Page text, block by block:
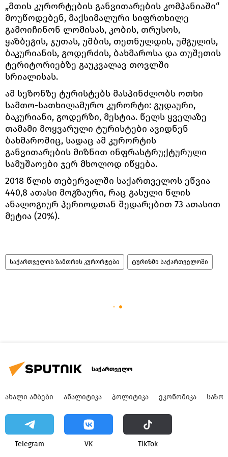
„მთის კურორტების განვითარების კომპანიაში“
მოუწოდებენ, მაქსიმალური სიფრთხილე
გამოიჩინონ ლომისას, კობის, თრუსოს,
ყაზბეგის, ჯუთას, უშბის, თეთნულდის, უშგულის,
ბაკურიანის, გოდერძის, ბახმაროსა და თუშეთის
ტერიტორიებზე გაუკვალავ თოვლში
სრიალისას.
ამ სეზონზე ტურისტებს მასპინძლობს ოთხი
სამთო-სათხილამურო კურორტი: გუდაური,
ბაკურიანი, გოდერზი, მესტია. წელს ყველაზე
თამამი მოყვარული ტურისტები ავიდნენ
ბახმაროშიც, სადაც ამ კურორტის
განვითარების მიზნით ინფრასტრუქტურული
სამუშაოები ჯერ მხოლოდ იწყება.
2018 წლის თებერვალში საქართველოს ეწვია
440,8 ათასი მოგზაური, რაც გასული წლის
ანალოგიურ პერიოდთან შედარებით 73 ათასით
მეტია (20%).
საქართველოს ზამთრის კურორტები ტურიზმი საქართველოში
საქართველო
ᲐᲮᲐᲚᲘ ᲐᲛᲑᲔᲑᲘ ᲐᲜᲐᲚᲘᲢᲘᲙᲐ ᲞᲝᲚᲘᲢᲘᲙᲐ ᲔᲙᲝᲜᲝᲛᲘᲙᲐ
Telegram VK ТikТоk